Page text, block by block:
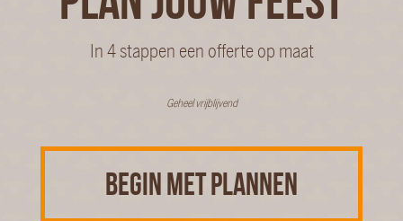
In 4 stappen een offerte op maat
Geheel vrijblijvend
BEGIN MET PLANNEN